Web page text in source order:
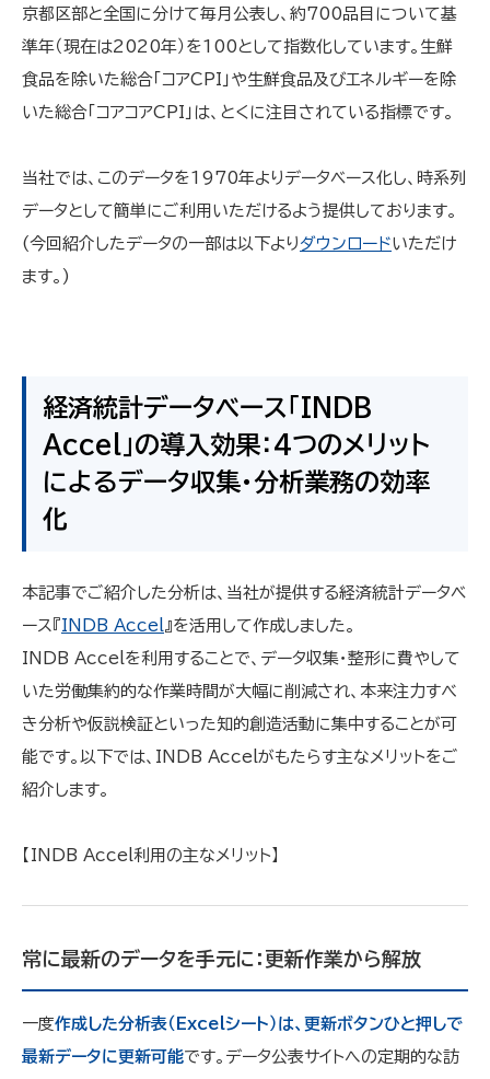
京都区部と全国に分けて毎月公表し、約700品目について基
準年（現在は2020年）を100として指数化しています。生鮮
食品を除いた総合「コアCPI」や生鮮食品及びエネルギーを除
いた総合「コアコアCPI」は、とくに注目されている指標です。
当社では、このデータを1970年よりデータベース化し、時系列
データとして簡単にご利用いただけるよう提供しております。
(今回紹介したデータの一部は以下より ダウンロードいただけ
ます。)
経済統計データベース「INDB
Accel」の導入効果：4つのメリット
によるデータ収集・分析業務の効率
化
本記事でご紹介した分析は、当社が提供する経済統計データベ
ース『INDB Accel』を活用して作成しました。
INDB Accelを利用することで、データ収集・整形に費やして
いた労働集約的な作業時間が大幅に削減され、本来注力すべ
き分析や仮説検証といった知的創造活動に集中することが可
能です。以下では、INDB Accelがもたらす主なメリットをご
紹介します。
【INDB Accel利用の主なメリット】
常に最新のデータを手元に：更新作業から解放
一度作成した分析表（Excelシート）は、更新ボタンひと押しで
最新データに更新可能です。データ公表サイトへの定期的な訪